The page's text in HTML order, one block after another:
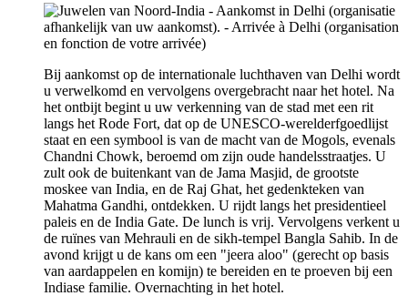
Bij aankomst op de internationale luchthaven van Delhi wordt
u verwelkomd en vervolgens overgebracht naar het hotel. Na
het ontbijt begint u uw verkenning van de stad met een rit
langs het Rode Fort, dat op de UNESCO-werelderfgoedlijst
staat en een symbool is van de macht van de Mogols, evenals
Chandni Chowk, beroemd om zijn oude handelsstraatjes. U
zult ook de buitenkant van de Jama Masjid, de grootste
moskee van India, en de Raj Ghat, het gedenkteken van
Mahatma Gandhi, ontdekken. U rijdt langs het presidentieel
paleis en de India Gate. De lunch is vrij. Vervolgens verkent u
de ruïnes van Mehrauli en de sikh-tempel Bangla Sahib. In de
avond krijgt u de kans om een "jeera aloo" (gerecht op basis
van aardappelen en komijn) te bereiden en te proeven bij een
Indiase familie. Overnachting in het hotel.